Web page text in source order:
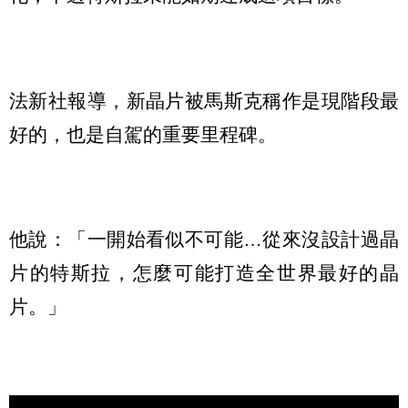
法新社報導，新晶片被馬斯克稱作是現階段最
好的，也是自駕的重要里程碑。
他說：「一開始看似不可能…從來沒設計過晶
片的特斯拉，怎麼可能打造全世界最好的晶
片。」